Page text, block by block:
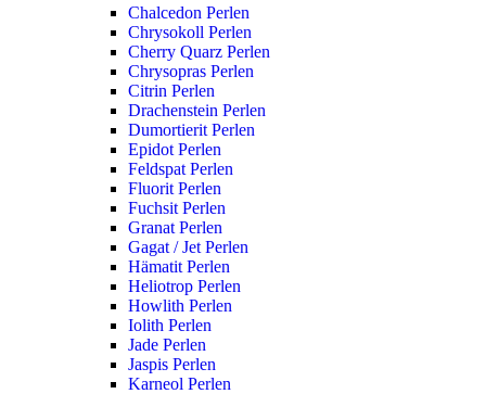
Chalcedon Perlen
Chrysokoll Perlen
Cherry Quarz Perlen
Chrysopras Perlen
Citrin Perlen
Drachenstein Perlen
Dumortierit Perlen
Epidot Perlen
Feldspat Perlen
Fluorit Perlen
Fuchsit Perlen
Granat Perlen
Gagat / Jet Perlen
Hämatit Perlen
Heliotrop Perlen
Howlith Perlen
Iolith Perlen
Jade Perlen
Jaspis Perlen
Karneol Perlen